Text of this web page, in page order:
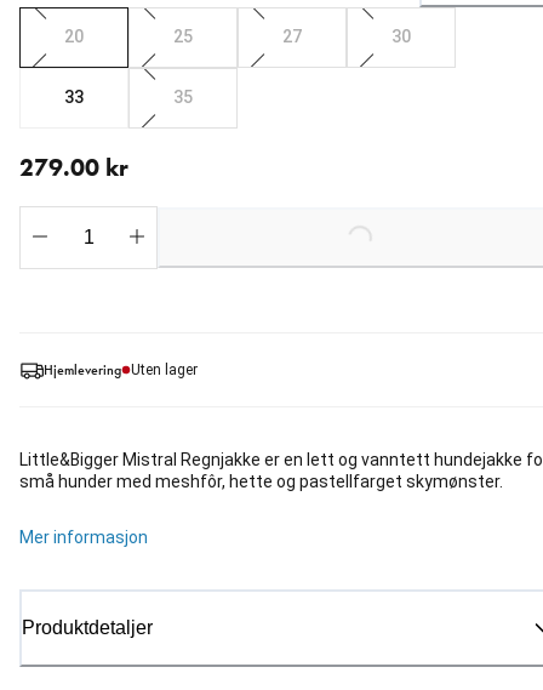
Hjemlevering Uten lager
Little&Bigger Mistral Regnjakke er en lett og vanntett hundejakke
små hunder med meshfôr, hette og pastellfarget skymønster.
Mer informasjon
Produktdetaljer
20 25 27 30
33 35
279.00 kr
Loading...